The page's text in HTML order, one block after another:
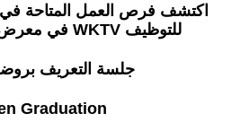
اكتشف فرص العمل المتاحة في
سان دييغو (UCSD) في معرض WKTV للتوظيف
جلسة التعريف بروضة
Graduation